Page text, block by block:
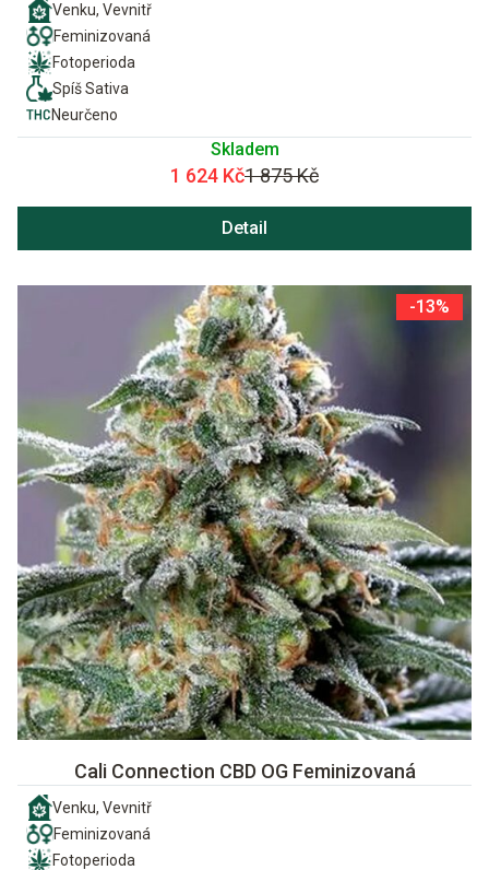
Venku, Vevnitř
Feminizovaná
Fotoperioda
Spíš Sativa
Neurčeno
Skladem
1 624 Kč1 875 Kč
Detail
-13%
Cali Connection CBD OG Feminizovaná
Venku, Vevnitř
Feminizovaná
Fotoperioda